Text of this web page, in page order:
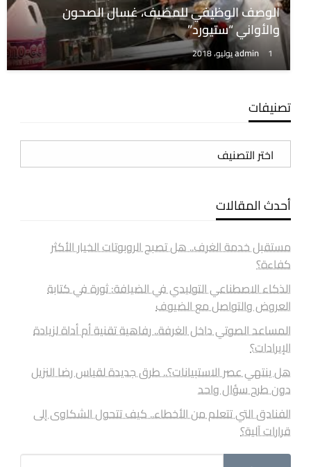
الوصف الوظيفي للمضيف، غسال الصحون
والأواني “ستيورد”
admin 1 يوليو، 2018
تصنيفات
تصنيفات
أحدث المقالات
مستقبل خدمة الغرف.. هل تصبح الروبوتات الخيار الأكثر
كفاءة؟
الذكاء الاصطناعي التوليدي في الضيافة: ثورة في كتابة
العروض والتواصل مع الضيوف
المساعد الصوتي داخل الغرفة.. رفاهية تقنية أم أداة لزيادة
الإيرادات؟
هل ينتهي عصر الاستبيانات؟.. طرق جديدة لقياس رضا النزيل
دون طرح سؤال واحد
الفنادق التي تتعلم من الأخطاء.. كيف تتحول الشكاوى إلى
قرارات آلية؟